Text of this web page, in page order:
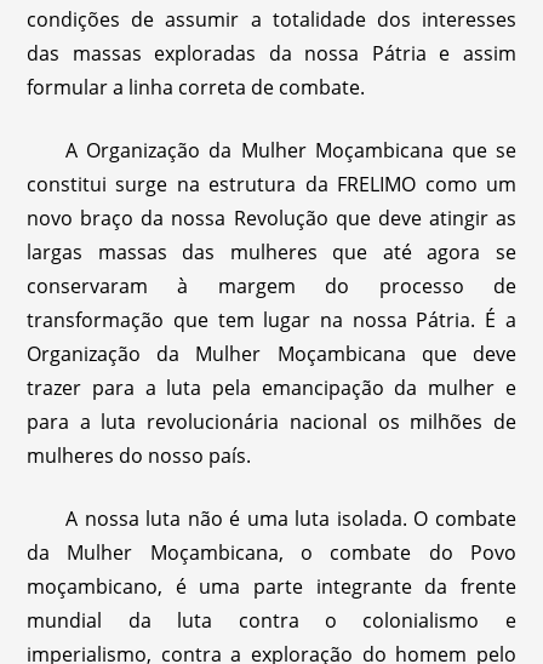
condições de assumir a totalidade dos interesses
das massas exploradas da nossa Pátria e assim
formular a linha correta de combate.
A Organização da Mulher Moçambicana que se
constitui surge na estrutura da FRELIMO como um
novo braço da nossa Revolução que deve atingir as
largas massas das mulheres que até agora se
conservaram à margem do processo de
transformação que tem lugar na nossa Pátria. É a
Organização da Mulher Moçambicana que deve
trazer para a luta pela emancipação da mulher e
para a luta revolucionária nacional os milhões de
mulheres do nosso país.
A nossa luta não é uma luta isolada. O combate
da Mulher Moçambicana, o combate do Povo
moçambicano, é uma parte integrante da frente
mundial da luta contra o colonialismo e
imperialismo, contra a exploração do homem pelo